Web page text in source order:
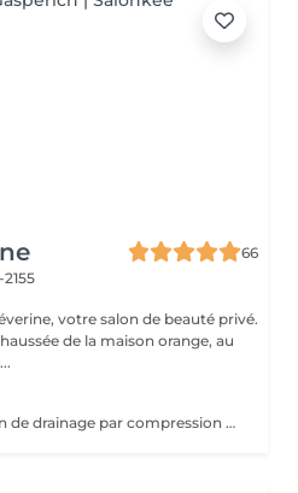
66
votre salon de beauté privé.
de la maison orange, au
La pressothérapie est un soin de drainage par compression douce qui stimule la circulation et favorise l'élimination des toxines. Elle procure une agréable sensation de légèreté, aide à soulager les jambes lourdes et offre un véritable moment de détente. À découvrir ponctuellement pour une pause bien-être ou en cure pour des résultats optimisés. Elle s'associe parfaitement à un soin du visage, un Lash Lift ou toute autre prestation.